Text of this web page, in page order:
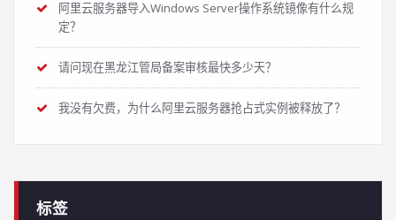
阿里云服务器导入Windows Server操作系统镜像有什么规
定？
请问现在黑龙江管局备案审核最快多少天？
我没有欠费，为什么阿里云服务器抢占式实例被释放了？
标签